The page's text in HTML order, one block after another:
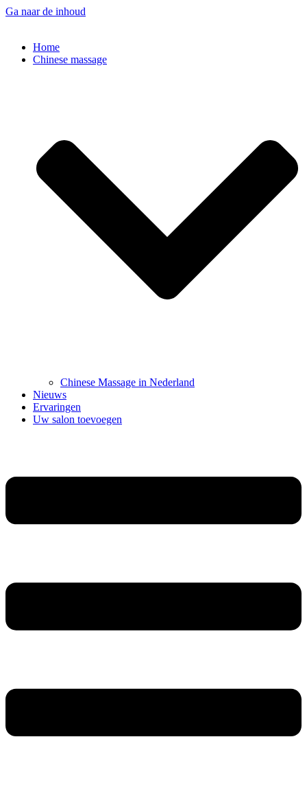
Ga naar de inhoud
Home
Chinese massage
Chinese Massage in Nederland
Nieuws
Ervaringen
Uw salon toevoegen